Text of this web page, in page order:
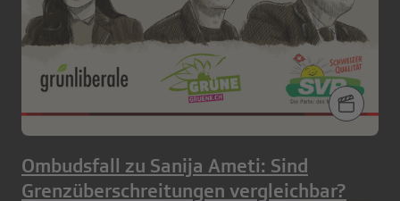
Ombudsfall zu Sanija Ameti: Sind
Grenzüberschreitungen vergleichbar?